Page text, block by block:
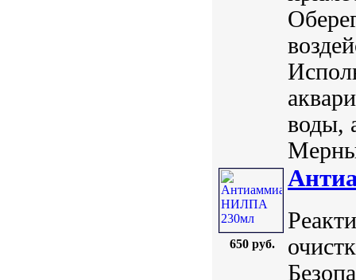
воды,
650 руб.